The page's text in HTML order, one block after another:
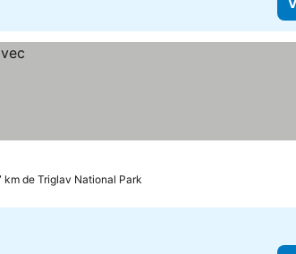
km de Triglav National Park